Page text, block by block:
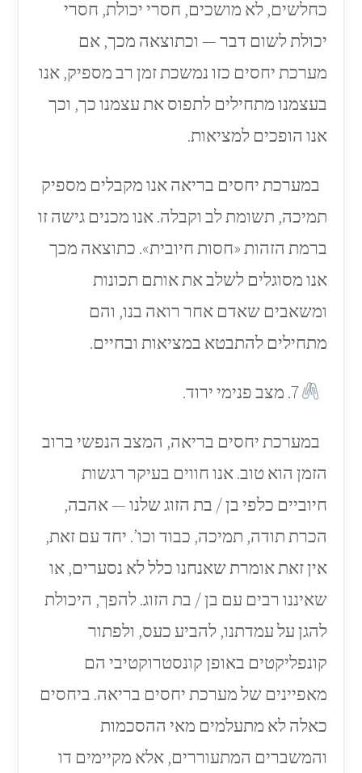
כחלשים, לא מושכים, חסרי יכולת, חסרי
יכולת לשום דבר — וכתוצאה מכך, אם
מערכת יחסים כזו נמשכת זמן רב מספיק, אנו
בעצמנו מתחילים לתפוס את עצמנו כך, וכך
אנו הופכים למציאות.
במערכת יחסים בריאה אנו מקבלים מספיק
תמיכה, תשומת לב וקבלה. אנו מכנים גישה זו
ברמת הזהות «חסות חיובית». כתוצאה מכך
אנו מסוגלים לשלב את אותם תכונות
ומשאבים שאדם אחר רואה בנו, והם
מתחילים להתבטא במציאות ובחיים.
7. מצב פנימי ירוד.
במערכת יחסים בריאה, המצב הנפשי ברוב
הזמן הוא טוב. אנו חווים בעיקר רגשות
חיוביים כלפי בן / בת הזוג שלנו — אהבה,
הכרת תודה, תמיכה, כבוד וכו’. יחד עם זאת,
אין זאת אומרת שאנחנו כלל לא נסערים, או
שאיננו רבים עם בן / בת הזוג. להפך, היכולת
להגן על עמדתנו, להביע כעס, ולפתור
קונפליקטים באופן קונסטרוקטיבי הם
מאפיינים של מערכת יחסים בריאה. ביחסים
כאלה לא מתעלמים מאי ההסכמות
והמשברים המתעוררים, אלא מקיימים דו